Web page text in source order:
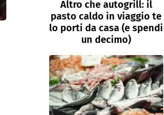
Altro che autogrill: il
pasto caldo in viaggio te
lo porti da casa (e spendi
un decimo)